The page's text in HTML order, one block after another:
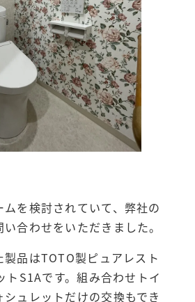
ムを検討されていて、弊社の
合わせをいただきました。
品はTOTO製ピュアレスト
トS1Aです。組み合わせトイ
シュレットだけの交換もでき